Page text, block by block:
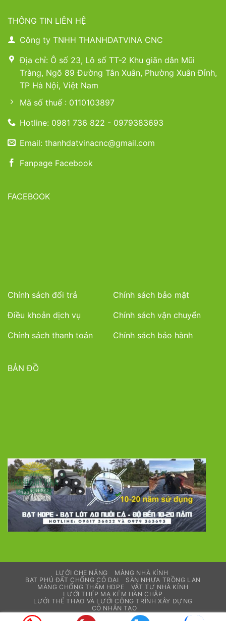
THÔNG TIN LIÊN HỆ
Công ty TNHH THANHDATVINA CNC
Địa chỉ: Ô số 23, Lô số TT-2 Khu giãn dân Mũi
Tràng, Ngõ 89 Đường Tân Xuân, Phường Xuân Đỉnh,
TP Hà Nội, Việt Nam
Mã số thuế : 0110103897
Hotline: 0981 736 822 - 0979383693
Email: thanhdatvinacnc@gmail.com
Fanpage Facebook
FACEBOOK
Chính sách đổi trả
Chính sách bảo mật
Điều khoản dịch vụ
Chính sách vận chuyển
Chính sách thanh toán
Chính sách bảo hành
BẢN ĐỒ
LƯỚI CHE NẮNG
MÀNG NHÀ KÍNH
BẠT PHỦ ĐẤT CHỐNG CỎ DẠI
SÀN NHỰA TRỒNG LAN
MÀNG CHỐNG THẤM HDPE
VẬT TƯ NHÀ KÍNH
LƯỚI THÉP MẠ KẼM HÀN CHẬP
LƯỚI THỂ THAO VÀ LƯỚI CÔNG TRÌNH XÂY DỰNG
CỎ NHÂN TẠO